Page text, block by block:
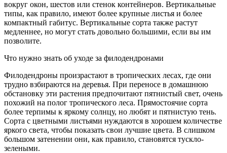
вокруг окон, шестов или стенок контейнеров. Вертикальные
типы, как правило, имеют более крупные листья и более
компактный габитус. Вертикальные сорта также растут
медленнее, но могут стать довольно большими, если вы им
позволите.
Что нужно знать об уходе за филодендронами
Филодендроны произрастают в тропических лесах, где они
трудно взбираются на деревья. При переносе в домашнюю
обстановку эти растения предпочитают пятнистый свет, очень
похожий на полог тропического леса. Прямостоячие сорта
более терпимы к яркому солнцу, но любят и пятнистую тень.
Сорта с цветными листьями нуждаются в хорошем количестве
яркого света, чтобы показать свои лучшие цвета. В слишком
большом затенении они, как правило, становятся тускло-
зелеными.